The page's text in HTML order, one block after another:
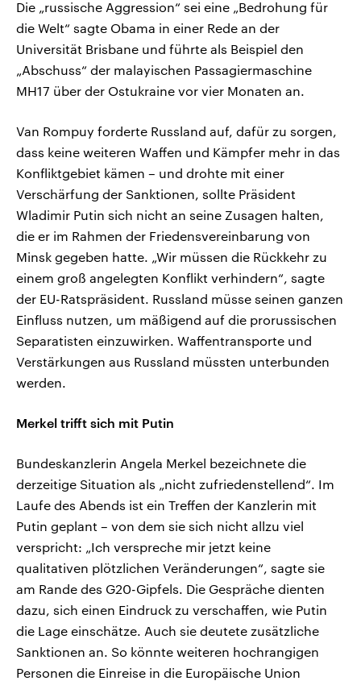
Die „russische Aggression“ sei eine „Bedrohung für
die Welt“ sagte Obama in einer Rede an der
Universität Brisbane und führte als Beispiel den
„Abschuss“ der malayischen Passagiermaschine
MH17 über der Ostukraine vor vier Monaten an.
Van Rompuy forderte Russland auf, dafür zu sorgen,
dass keine weiteren Waffen und Kämpfer mehr in das
Konfliktgebiet kämen – und drohte mit einer
Verschärfung der Sanktionen, sollte Präsident
Wladimir Putin sich nicht an seine Zusagen halten,
die er im Rahmen der Friedensvereinbarung von
Minsk gegeben hatte. „Wir müssen die Rückkehr zu
einem groß angelegten Konflikt verhindern“, sagte
der EU-Ratspräsident. Russland müsse seinen ganzen
Einfluss nutzen, um mäßigend auf die prorussischen
Separatisten einzuwirken. Waffentransporte und
Verstärkungen aus Russland müssten unterbunden
werden.
Merkel trifft sich mit Putin
Bundeskanzlerin Angela Merkel bezeichnete die
derzeitige Situation als „nicht zufriedenstellend“. Im
Laufe des Abends ist ein Treffen der Kanzlerin mit
Putin geplant – von dem sie sich nicht allzu viel
verspricht: „Ich verspreche mir jetzt keine
qualitativen plötzlichen Veränderungen“, sagte sie
am Rande des G20-Gipfels. Die Gespräche dienten
dazu, sich einen Eindruck zu verschaffen, wie Putin
die Lage einschätze. Auch sie deutete zusätzliche
Sanktionen an. So könnte weiteren hochrangigen
Personen die Einreise in die Europäische Union